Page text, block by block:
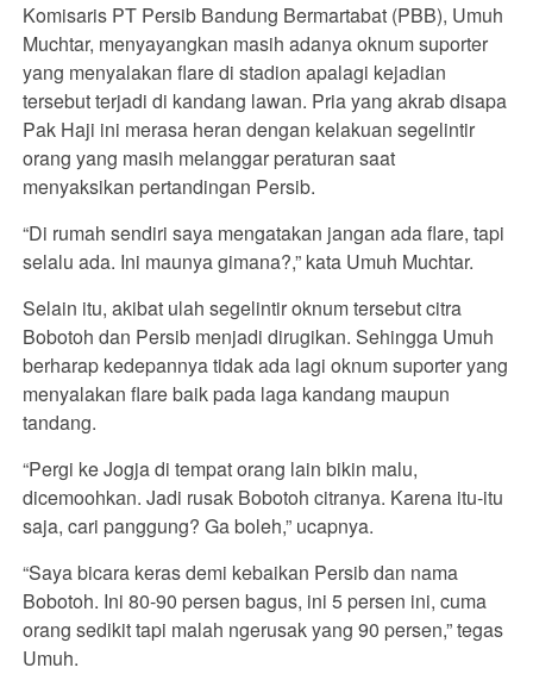
Komisaris PT Persib Bandung Bermartabat (PBB), Umuh
Muchtar, menyayangkan masih adanya oknum suporter
yang menyalakan flare di stadion apalagi kejadian
tersebut terjadi di kandang lawan. Pria yang akrab disapa
Pak Haji ini merasa heran dengan kelakuan segelintir
orang yang masih melanggar peraturan saat
menyaksikan pertandingan Persib.
“Di rumah sendiri saya mengatakan jangan ada flare, tapi
selalu ada. Ini maunya gimana?,” kata Umuh Muchtar.
Selain itu, akibat ulah segelintir oknum tersebut citra
Bobotoh dan Persib menjadi dirugikan. Sehingga Umuh
berharap kedepannya tidak ada lagi oknum suporter yang
menyalakan flare baik pada laga kandang maupun
tandang.
“Pergi ke Jogja di tempat orang lain bikin malu,
dicemoohkan. Jadi rusak Bobotoh citranya. Karena itu-itu
saja, cari panggung? Ga boleh,” ucapnya.
“Saya bicara keras demi kebaikan Persib dan nama
Bobotoh. Ini 80-90 persen bagus, ini 5 persen ini, cuma
orang sedikit tapi malah ngerusak yang 90 persen,” tegas
Umuh.